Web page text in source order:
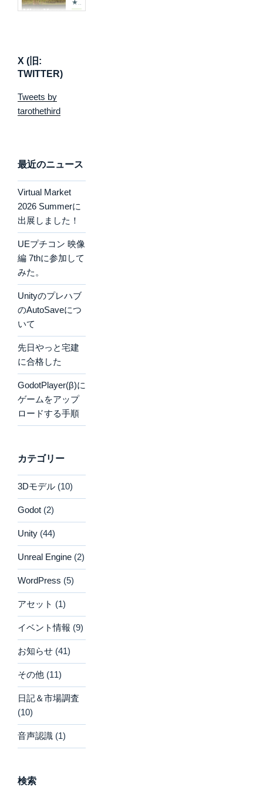
X (旧:
TWITTER)
Tweets by
tarothethird
最近のニュース
Virtual Market
2026 Summerに
出展しました！
UEプチコン 映像
編 7thに参加して
みた。
Unityのプレハブ
のAutoSaveにつ
いて
先日やっと宅建
に合格した
GodotPlayer(β)に
ゲームをアップ
ロードする手順
カテゴリー
3Dモデル (10)
Godot (2)
Unity (44)
Unreal Engine (2)
WordPress (5)
アセット (1)
イベント情報 (9)
お知らせ (41)
その他 (11)
日記＆市場調査
(10)
音声認識 (1)
検索